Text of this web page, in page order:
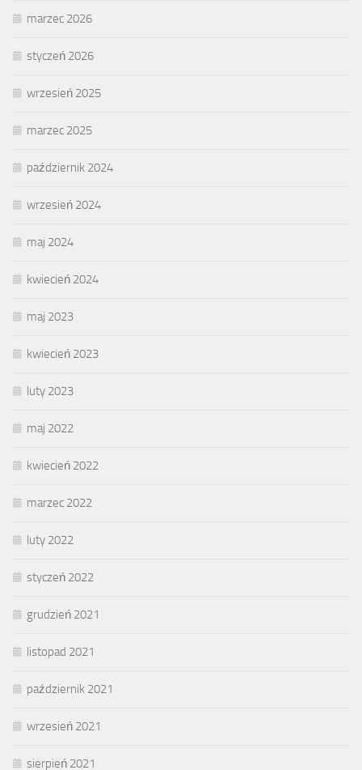
marzec 2026
styczeń 2026
wrzesień 2025
marzec 2025
październik 2024
wrzesień 2024
maj 2024
kwiecień 2024
maj 2023
kwiecień 2023
luty 2023
maj 2022
kwiecień 2022
marzec 2022
luty 2022
styczeń 2022
grudzień 2021
listopad 2021
październik 2021
wrzesień 2021
sierpień 2021